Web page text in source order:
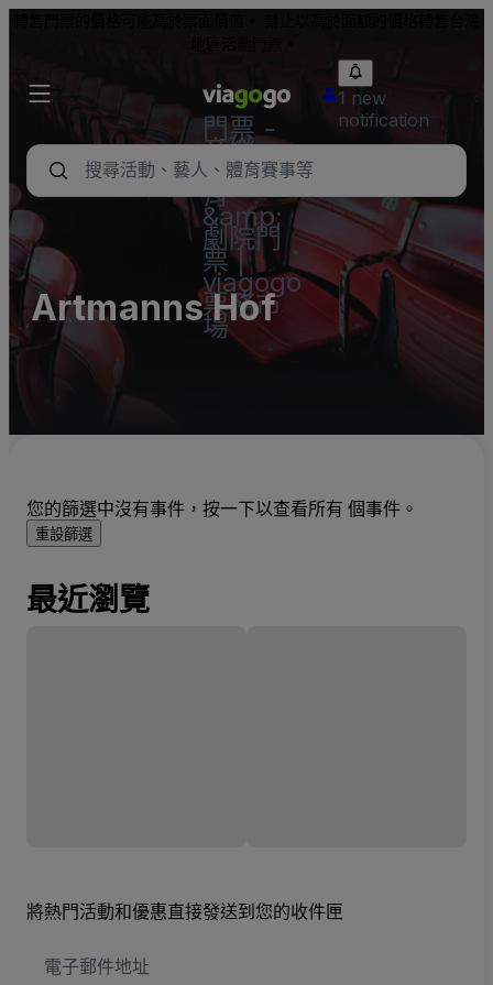
門票 -
音樂
會、體
育
&amp;
劇院門
票 |
viagogo
票務市
場
1 new
notification
Artmanns Hof
您的篩選中沒有事件，按一下以查看所有 個事件。
重設篩選
最近瀏覽
將熱門活動和優惠直接發送到您的收件匣
子